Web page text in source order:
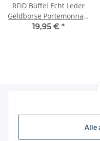
Alle
RFID Büffel Echt Leder
Geldbörse Portemonnaie
Herren mit geprägtem
19,95 € *